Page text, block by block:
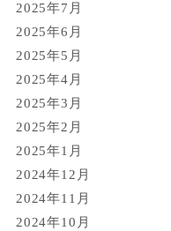
2025年7月
2025年6月
2025年5月
2025年4月
2025年3月
2025年2月
2025年1月
2024年12月
2024年11月
2024年10月